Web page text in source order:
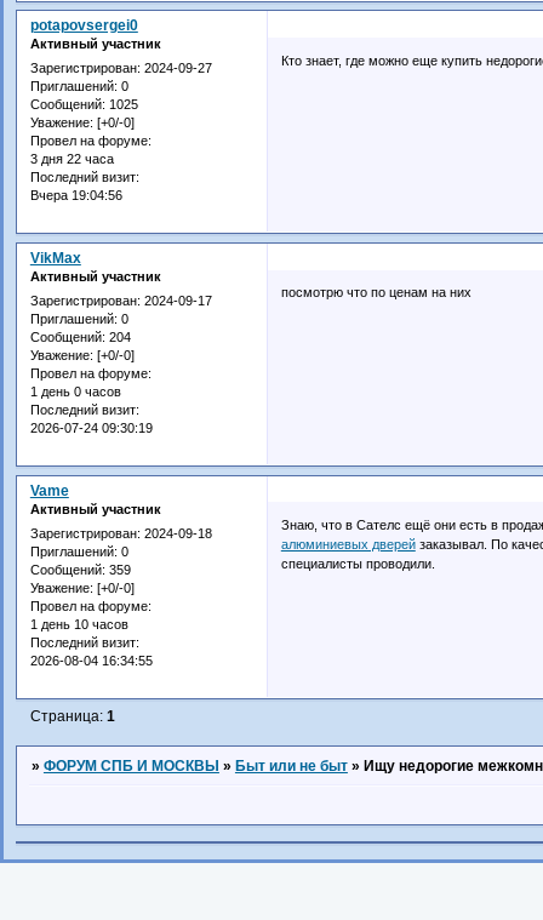
potapovsergei0
Активный участник
Зарегистрирован: 2024-09-27
Приглашений: 0
Сообщений: 1025
Уважение: [+0/-0]
Провел на форуме:
3 дня 22 часа
Последний визит:
Вчера 19:04:56
Кто знает, где можно еще купить
VikMax
Активный участник
Зарегистрирован: 2024-09-17
Приглашений: 0
Сообщений: 204
Уважение: [+0/-0]
Провел на форуме:
1 день 0 часов
Последний визит:
2026-07-24 09:30:19
посмотрю что по ценам на них
Vame
Активный участник
Зарегистрирован: 2024-09-18
Приглашений: 0
Сообщений: 359
Уважение: [+0/-0]
Провел на форуме:
1 день 10 часов
Последний визит:
2026-08-04 16:34:55
Знаю, что в Сателс ещё они есть в
алюминиевых дверейзаказывал. По
специалисты проводили.
Страница: 1
» ФОРУМ СПБ И МОСКВЫ » Быт или не быт » Ищу недорогие